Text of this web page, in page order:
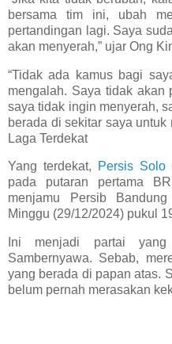
bersama tim ini, ubah
pertandingan lagi. Saya
akan menyerah,” ujar Ong
“Tidak ada kamus bagi
mengalah. Saya tidak akan
saya tidak ingin menyerah,
berada di sekitar saya untuk
Laga Terdekat
Yang terdekat, Persis Solo
pada putaran pertama
menjamu Persib
Minggu (29/12/2024) pukul
Ini menjadi partai
Sambernyawa. Sebab,
yang berada di papan atas.
belum pernah merasakan